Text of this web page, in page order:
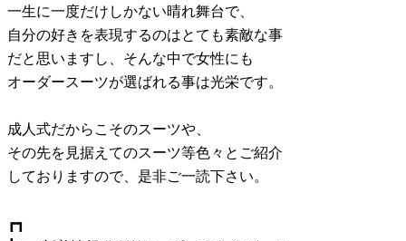
一生に一度だけしかない晴れ舞台で、
自分の好きを表現するのはとても素敵な事
だと思いますし、そんな中で女性にも
オーダースーツが選ばれる事は光栄です。
成人式だからこそのスーツや、
その先を見据えてのスーツ等色々とご紹介
しておりますので、是非ご一読下さい。
┏┓